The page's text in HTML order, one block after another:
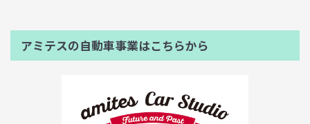
アミテスの自動車事業はこちらから